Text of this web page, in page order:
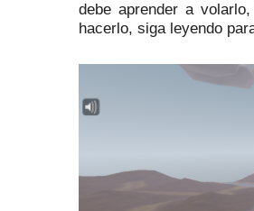
debe aprender a
hacerlo, siga leyendo